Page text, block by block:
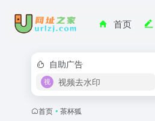
首页
自助广告
视频去水印
首页 • 茶杯狐